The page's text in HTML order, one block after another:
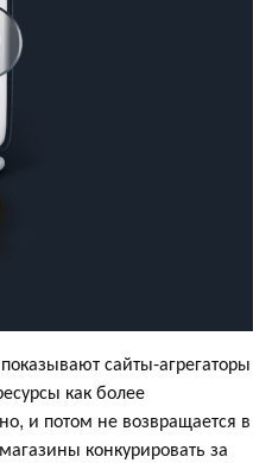
сайты-агрегаторы
как более
и потом не возвращается в
конкурировать за